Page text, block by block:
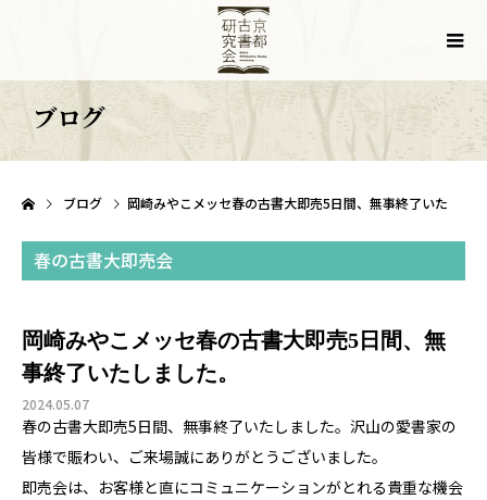
ブログ
ブログ 岡崎みやこメッセ春の古書大即売5日間、無事終了いたしました。
春の古書大即売会
岡崎みやこメッセ春の古書大即売5日間、無
事終了いたしました。
2024.05.07
春の古書大即売5日間、無事終了いたしました。沢山の愛書家の
皆様で賑わい、ご来場誠にありがとうございました。
即売会は、お客様と直にコミュニケーションがとれる貴重な機会